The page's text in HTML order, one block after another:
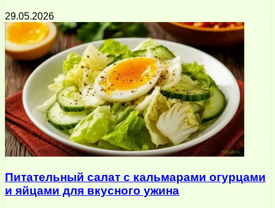
29.05.2026
Питательный салат с кальмарами огурцами
и яйцами для вкусного ужина